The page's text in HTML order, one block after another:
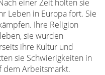
einer Zeit holten sie
Leben in Europa fort. Sie
Ihre Religion
sie wurden
ihre Kultur und
sie Schwierigkeiten in
dem Arbeitsmarkt.